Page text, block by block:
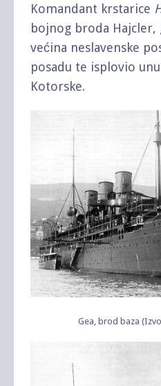
Komandant krstarice
bojnog broda
većina neslavenske
posadu te isplovio
Kotorske.
Gea, brod baza